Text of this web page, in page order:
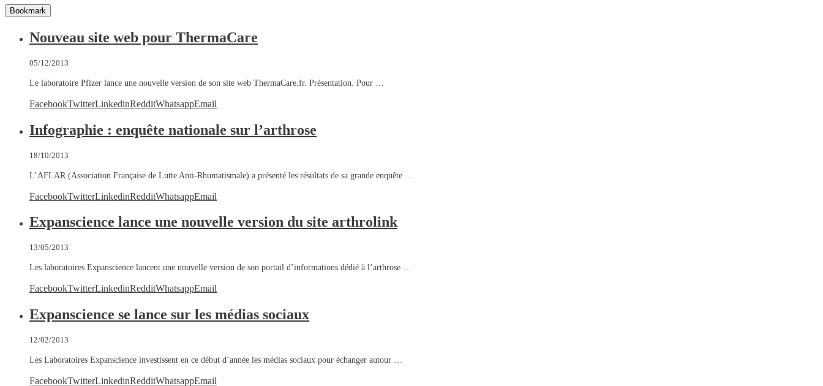
Bookmark
Nouveau site web pour ThermaCare
05/12/2013
Le laboratoire Pfizer lance une nouvelle version de son site web ThermaCare.fr. Présentation. Pour …
FacebookTwitterLinkedinRedditWhatsappEmail
Infographie : enquête nationale sur l’arthrose
18/10/2013
L’AFLAR (Association Française de Lutte Anti-Rhumatismale) a présenté les résultats de sa grande enquête …
FacebookTwitterLinkedinRedditWhatsappEmail
Expanscience lance une nouvelle version du site arthrolink
13/05/2013
Les laboratoires Expanscience lancent une nouvelle version de son portail d’informations dédié à l’arthrose …
FacebookTwitterLinkedinRedditWhatsappEmail
Expanscience se lance sur les médias sociaux
12/02/2013
Les Laboratoires Expanscience investissent en ce début d’année les médias sociaux pour échanger autour …
FacebookTwitterLinkedinRedditWhatsappEmail